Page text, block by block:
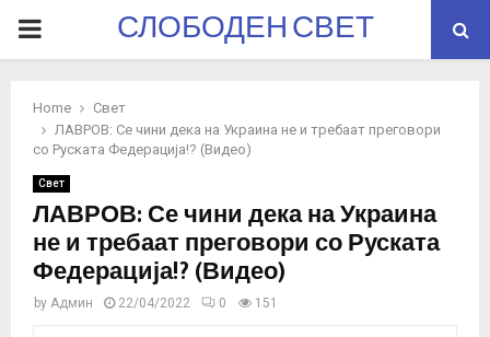
PRIMARYСЛОБОДЕН СВЕТ
Home
Свет
ЛАВРОВ: Се чини дека на Украина не и требаат преговори
со Руската Федерација!? (Видео)
Свет
ЛАВРОВ: Се чини дека на Украина
не и требаат преговори со Руската
Федерација!? (Видео)
by Админ 22/04/2022 0 151